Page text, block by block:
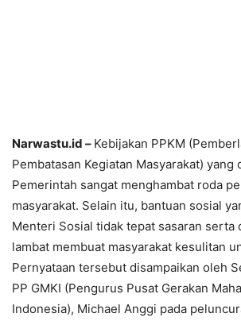
Narwastu.id – Kebijakan PPKM
Pembatasan Kegiatan Masyarakat) yang
Pemerintah sangat menghambat roda
masyarakat. Selain itu, bantuan sosial
Menteri Sosial tidak tepat sasaran serta
lambat membuat masyarakat kesulitan
Pernyataan tersebut disampaikan oleh
PP GMKI (Pengurus Pusat Gerakan
Indonesia), Michael Anggi pada